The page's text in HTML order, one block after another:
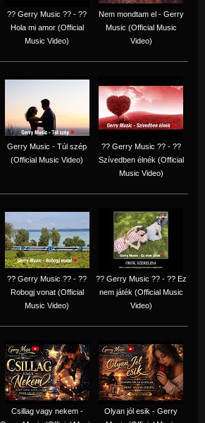
?? Gerry Music ?? - ??
Hola mi amor (Official
Music Video)
Nem mondtam el - Gerry
Music (Official Music
Video)
Gerry Music - Túl szép
(Official Music Video)
?? Gerry Music ?? - ??
Szívedben élnék (Official
Music Video)
?? Gerry Music ?? - ??
Robogj vonat (Official
Music Video)
?? Gerry Music ?? - ?? Ez
nem játék (Official Music
Video)
Csillag vagy nekem -
Olyan jól esik - Gerry